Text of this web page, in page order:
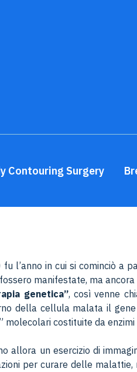
Contouring Surgery
l’anno in cui si cominciò a
manifestate, ma
genetica”, così venne
della cellula malata il
molecolari costituite da
allora un esercizio di
per curare delle malattie,